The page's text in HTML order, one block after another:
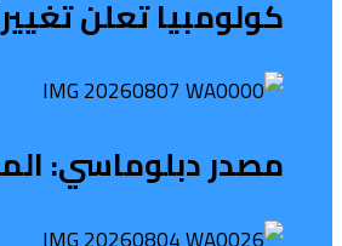
كولومبيا تعلن
مصدر دبلوماسي: